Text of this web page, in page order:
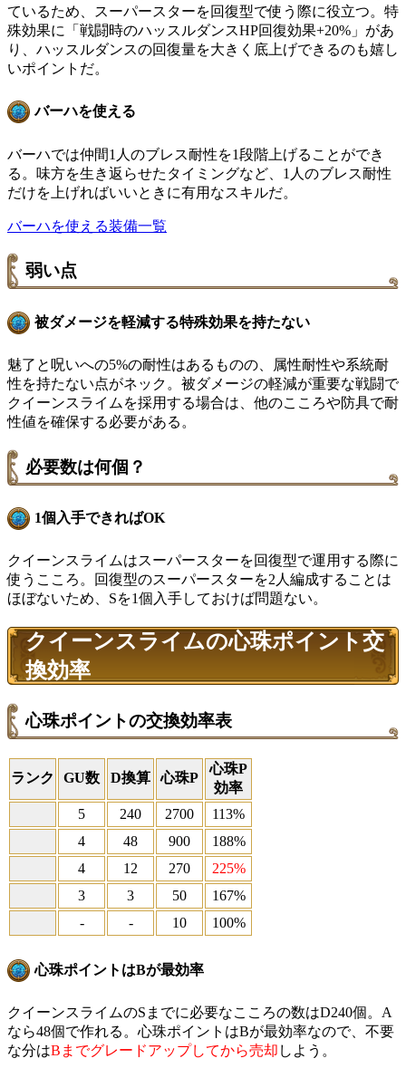
ているため、スーパースターを回復型で使う際に役立つ。特
殊効果に「戦闘時のハッスルダンスHP回復効果+20%」があ
り、ハッスルダンスの回復量を大きく底上げできるのも嬉し
いポイントだ。
バーハを使える
バーハでは仲間1人のブレス耐性を1段階上げることができ
る。味方を生き返らせたタイミングなど、1人のブレス耐性
だけを上げればいいときに有用なスキルだ。
バーハを使える装備一覧
弱い点
被ダメージを軽減する特殊効果を持たない
魅了と呪いへの5%の耐性はあるものの、属性耐性や系統耐
性を持たない点がネック。被ダメージの軽減が重要な戦闘で
クイーンスライムを採用する場合は、他のこころや防具で耐
性値を確保する必要がある。
必要数は何個？
1個入手できればOK
クイーンスライムはスーパースターを回復型で運用する際に
使うこころ。回復型のスーパースターを2人編成することは
ほぼないため、Sを1個入手しておけば問題ない。
クイーンスライムの心珠ポイント交
換効率
心珠ポイントの交換効率表
ランク GU数 D換算 心珠P
心珠P
効率
5
240 2700
113%
4
48 900
188%
4
12 270
225%
3
3 50
167%
-
- 10 100%
心珠ポイントはBが最効率
クイーンスライムのSまでに必要なこころの数はD240個。A
なら48個で作れる。心珠ポイントはBが最効率なので、不要
な分はBまでグレードアップしてから売却 しよう。